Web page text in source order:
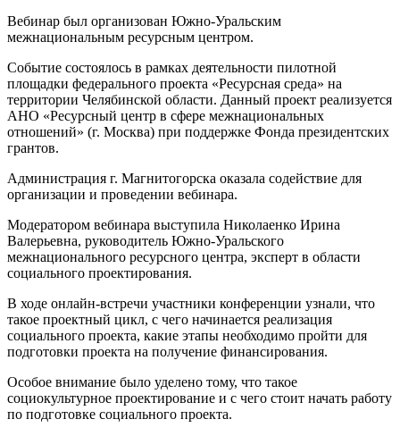
Вебинар был организован Южно-Уральским
межнациональным ресурсным центром.
Событие состоялось в рамках деятельности пилотной
площадки федерального проекта «Ресурсная среда» на
территории Челябинской области. Данный проект реализуется
АНО «Ресурсный центр в сфере межнациональных
отношений» (г. Москва) при поддержке Фонда президентских
грантов.
Администрация г. Магнитогорска оказала содействие для
организации и проведении вебинара.
Модератором вебинара выступила Николаенко Ирина
Валерьевна, руководитель Южно-Уральского
межнационального ресурсного центра, эксперт в области
социального проектирования.
В ходе онлайн-встречи участники конференции узнали, что
такое проектный цикл, с чего начинается реализация
социального проекта, какие этапы необходимо пройти для
подготовки проекта на получение финансирования.
Особое внимание было уделено тому, что такое
социокультурное проектирование и с чего стоит начать работу
по подготовке социального проекта.